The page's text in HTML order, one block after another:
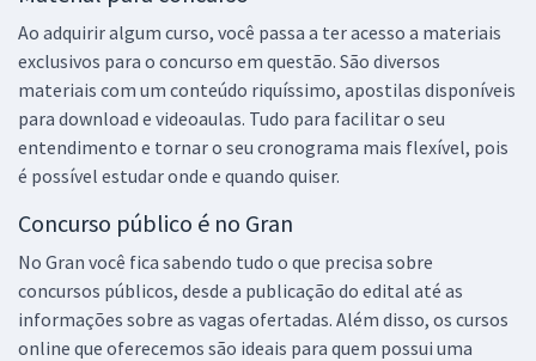
Ao adquirir algum curso, você passa a ter acesso a materiais
exclusivos para o concurso em questão. São diversos
materiais com um conteúdo riquíssimo, apostilas disponíveis
para download e videoaulas. Tudo para facilitar o seu
entendimento e tornar o seu cronograma mais flexível, pois
é possível estudar onde e quando quiser.
Concurso público é no Gran
No Gran você fica sabendo tudo o que precisa sobre
concursos públicos, desde a publicação do edital até as
informações sobre as vagas ofertadas. Além disso, os cursos
online que oferecemos são ideais para quem possui uma